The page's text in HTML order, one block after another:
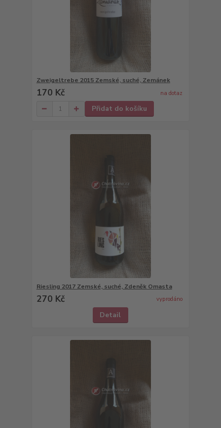
Zweigeltrebe 2015 Zemské, suché, Zemánek
170 Kč na dotaz
Přidat do košíku
Riesling 2017 Zemské, suché, Zdeněk Omasta
270 Kč vyprodáno
Detail